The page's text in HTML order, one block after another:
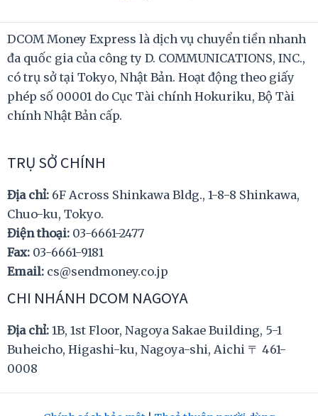
DCOM Money Express là dịch vụ chuyển tiền nhanh
đa quốc gia của công ty D. COMMUNICATIONS, INC.,
có trụ sở tại Tokyo, Nhật Bản. Hoạt động theo giấy
phép số 00001 do Cục Tài chính Hokuriku, Bộ Tài
chính Nhật Bản cấp.
TRỤ SỞ CHÍNH
Địa chỉ: 6F Across Shinkawa Bldg., 1-8-8 Shinkawa,
Chuo-ku, Tokyo.
Điện thoại: 03-6661-2477
Fax: 03-6661-9181
Email: cs@sendmoney.co.jp
CHI NHÁNH DCOM NAGOYA
Địa chỉ: 1B, 1st Floor, Nagoya Sakae Building, 5-1
Buheicho, Higashi-ku, Nagoya-shi, Aichi 〒 461-
0008